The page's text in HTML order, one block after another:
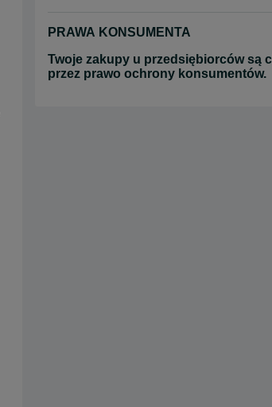
PRAWA KONSUMENTA
Twoje zakupy u przedsiębiorców są
przez prawo ochrony konsumentów.